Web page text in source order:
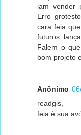
iam vender
Erro
cara feia
futuros
Falem o
bom projeto
Anônimo
readgis,
feia é sua